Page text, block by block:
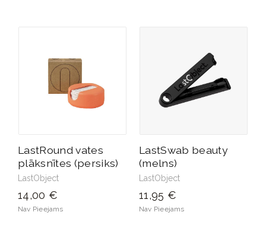
LastRound vates
plāksnītes (persiks)
LastObject
14,00 €
Nav Pieejams
LastSwab beauty
(melns)
LastObject
11,95 €
Nav Pieejams